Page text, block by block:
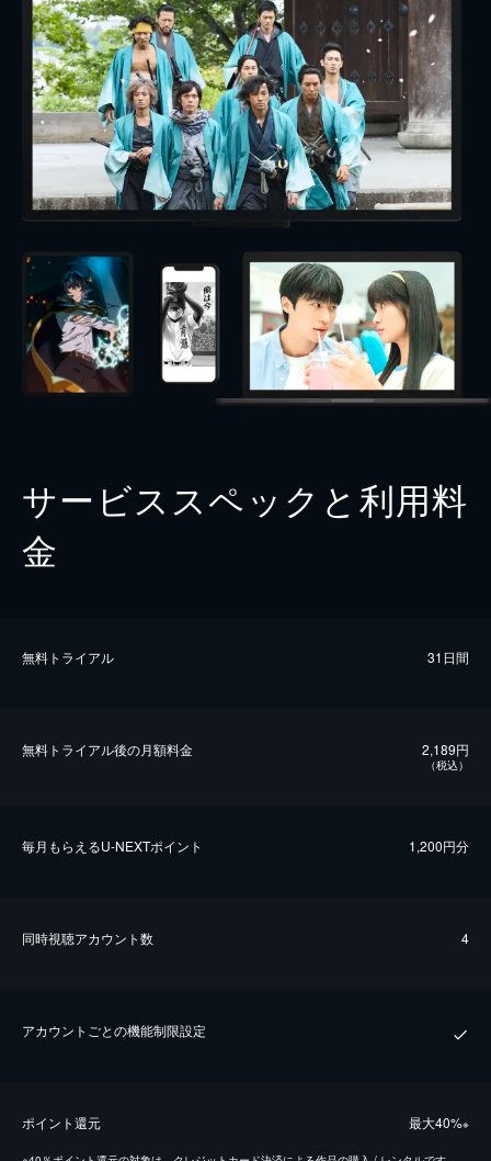
サービススペックと利用料
金
無料トライアル 31日間
無料トライアル後の⽉額料金 2,189円
（税込）
毎⽉もらえるU-NEXTポイント 1,200円分
同時視聴アカウント数 4
アカウントごとの機能制限設定
ポイント還元 最⼤40%※